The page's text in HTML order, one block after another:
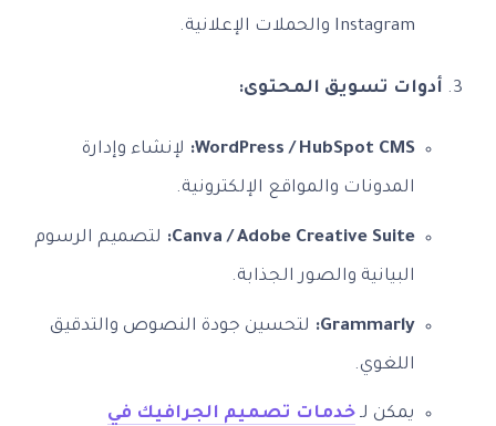
Instagram والحملات الإعلانية.
أدوات تسويق المحتوى:
WordPress / HubSpot CMS: لإنشاء وإدارة
المدونات والمواقع الإلكترونية.
Canva / Adobe Creative Suite: لتصميم الرسوم
البيانية والصور الجذابة.
Grammarly: لتحسين جودة النصوص والتدقيق
اللغوي.
يمكن لـ خدمات تصميم الجرافيك في